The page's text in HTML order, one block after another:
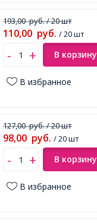
193,00руб./ 20 шт
110,00 руб. / 20 шт
В корзину
В избранное
127,00руб./ 20 шт
98,00 руб. / 20 шт
В корзину
В избранное